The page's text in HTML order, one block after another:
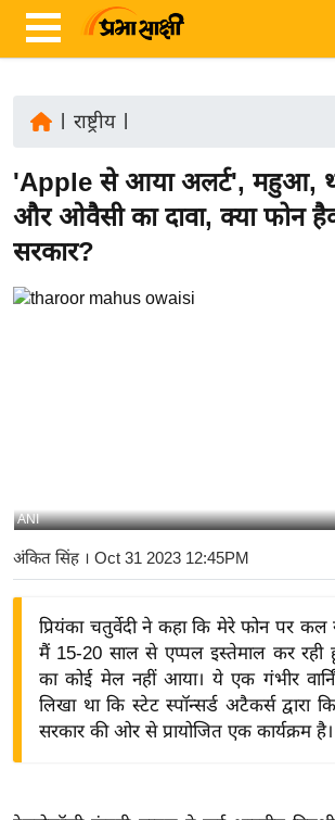
ज़ा
ख
र
रा
य
बि
ज़
द्यो
राष्ट्रीय|
'Apple से आया अलर्ट', महुआ,
और ओवैसी का दावा, क्या फोन
सरकार?
ANI
अंकित सिंह। Oct 31 2023 12:45PM
प्रियंका चतुर्वेदी ने कहा कि मेरे फोन पर कल
मैं 15-20 साल से एप्पल इस्तेमाल कर रही
का कोई मेल नहीं आया। ये एक गंभीर
लिखा था कि स्टेट स्पॉन्सर्ड अटैकर्स द्वारा
सरकार की ओर से प्रायोजित एक कार्यक्रम है।